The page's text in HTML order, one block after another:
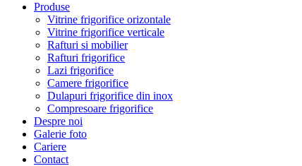
Produse
Vitrine frigorifice orizontale
Vitrine frigorifice verticale
Rafturi si mobilier
Rafturi frigorifice
Lazi frigorifice
Camere frigorifice
Dulapuri frigorifice din inox
Compresoare frigorifice
Despre noi
Galerie foto
Cariere
Contact